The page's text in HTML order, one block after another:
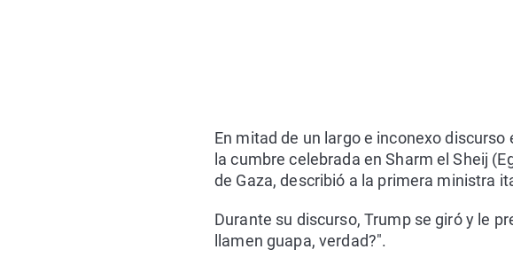
En mitad de un largo e inconexo
la cumbre celebrada en Sharm el Sheij
de Gaza, describió a la primera ministra
Durante su discurso, Trump se giró y le
llamen guapa, verdad?".